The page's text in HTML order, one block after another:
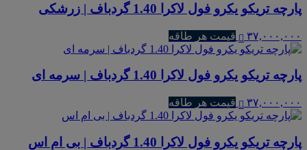
پارچه تریکو یکرو فول لاکرا 1.40 گردباف | زرشکی
۳۷,۰۰۰,۰۰۰ قیمت هر طاقه
پارچه تریکو یکرو فول لاکرا 1.40 گردباف | سرمه ای
۳۷,۰۰۰,۰۰۰ قیمت هر طاقه
پارچه تریکو یکرو فول لاکرا 1.40 گردباف | بی ام اس